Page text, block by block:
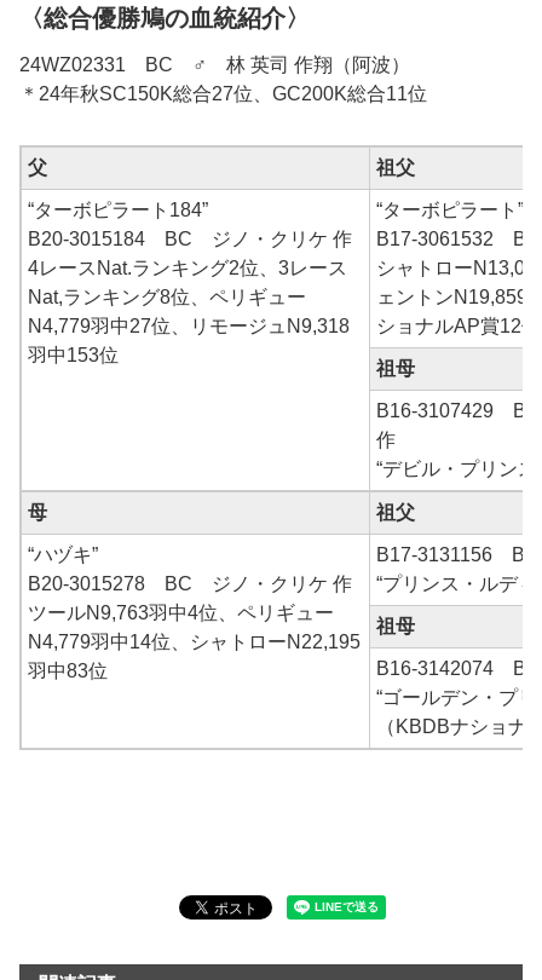
〈総合優勝鳩の血統紹介〉
24WZ02331 BC ♂ 林 英司 作翔（阿波）
＊24年秋SC150K総合27位、GC200K総合11位
父 祖父
“ターボピラート184”
B20-3015184 BC ジノ・クリケ 作
4レースNat.ランキング2位、3レース
Nat,ランキング8位、ペリギュー
N4,779羽中27位、リモージュN9,318
羽中153位
“ターボピラート”
B17-3061532
シャトロー
ェントンN19,859
ショナルAP賞12位
祖母
B16-3107429
作
“デビル・プリンス
母 祖父
“ハヅキ”
B20-3015278 BC ジノ・クリケ 作
ツールN9,763羽中4位、ペリギュー
N4,779羽中14位、シャトローN22,195
羽中83位
B17-3131156
“プリンス・ルディ
祖母
B16-3142074
“ゴールデン・プ
（KBDBナショナ